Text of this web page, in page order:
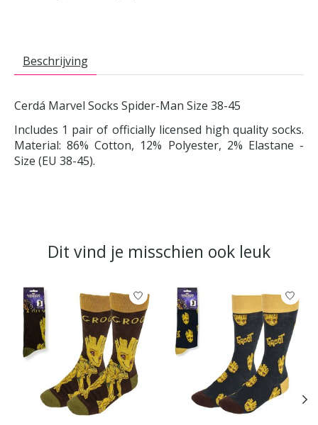
Beschrijving
Cerdá Marvel Socks Spider-Man Size 38-45
Includes 1 pair of officially licensed high quality socks.
Material: 86% Cotton, 12% Polyester, 2% Elastane -
Size (EU 38-45).
Dit vind je misschien ook leuk
Items van productcarrousel